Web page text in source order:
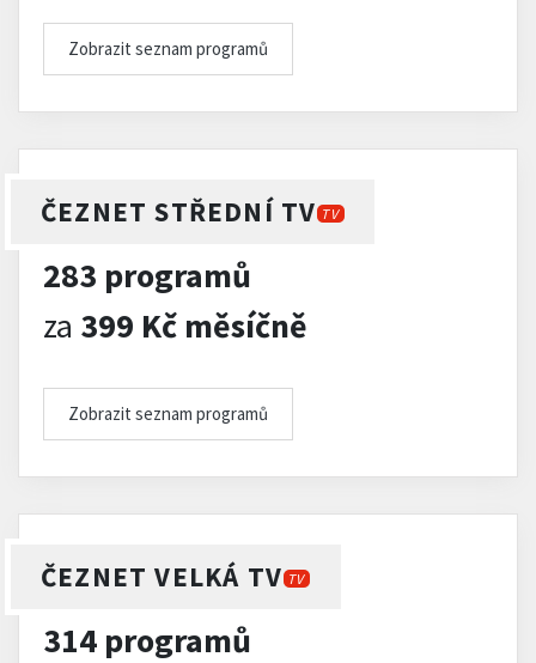
Zobrazit seznam programů
ČEZNET STŘEDNÍ TV TV
283 programů
za 399 Kč měsíčně
Zobrazit seznam programů
ČEZNET VELKÁ TV TV
314 programů